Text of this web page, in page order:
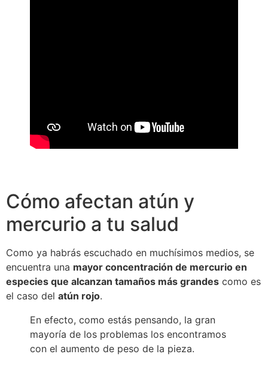
Cómo afectan atún y
mercurio a tu salud
Como ya habrás escuchado en muchísimos medios, se
encuentra una mayor concentración de mercurio en
especies que alcanzan tamaños más grandes como es
el caso del atún rojo.
En efecto, como estás pensando, la gran
mayoría de los problemas los encontramos
con el aumento de peso de la pieza.